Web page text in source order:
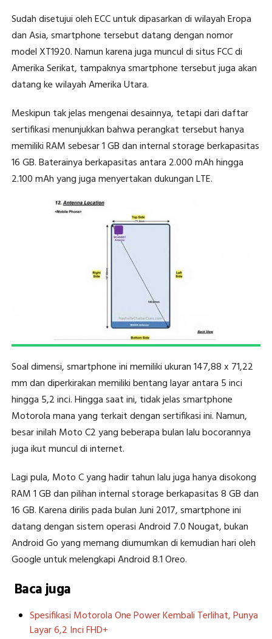
Sudah disetujui oleh ECC untuk dipasarkan di wilayah Eropa
dan Asia, smartphone tersebut datang dengan nomor
model XT1920. Namun karena juga muncul di situs FCC di
Amerika Serikat, tampaknya smartphone tersebut juga akan
datang ke wilayah Amerika Utara.
Meskipun tak jelas mengenai desainnya, tetapi dari daftar
sertifikasi menunjukkan bahwa perangkat tersebut hanya
memiliki RAM sebesar 1 GB dan internal storage berkapasitas
16 GB. Baterainya berkapasitas antara 2.000 mAh hingga
2.100 mAh yang juga menyertakan dukungan LTE.
Soal dimensi, smartphone ini memiliki ukuran 147,88 x 71,22
mm dan diperkirakan memiliki bentang layar antara 5 inci
hingga 5,2 inci. Hingga saat ini, tidak jelas smartphone
Motorola mana yang terkait dengan sertifikasi ini. Namun,
besar inilah Moto C2 yang beberapa bulan lalu bocorannya
juga ikut muncul di internet.
Lagi pula, Moto C yang hadir tahun lalu juga hanya disokong
RAM 1 GB dan pilihan internal storage berkapasitas 8 GB dan
16 GB. Karena dirilis pada bulan Juni 2017, smartphone ini
datang dengan sistem operasi Android 7.0 Nougat, bukan
Android Go yang memang diumumkan di kemudian hari oleh
Google untuk melengkapi Android 8.1 Oreo.
Baca juga
Spesifikasi Motorola One Power Kembali Terlihat, Punya
Layar 6,2 Inci FHD+